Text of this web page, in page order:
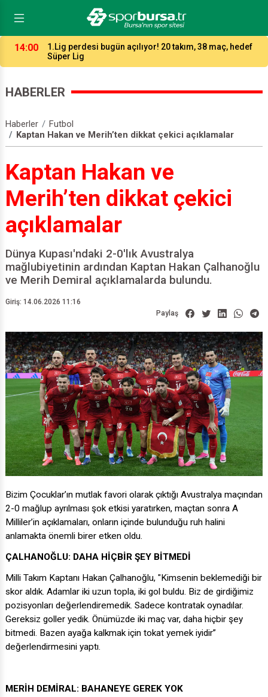
21:05 Özer Matlı Bursaspor’a başarılar diledi
HABERLER
Kaptan Hakan ve Merih’ten dikkat çekici açıklamalar
Kaptan Hakan ve
Merih’ten dikkat çekici
açıklamalar
Dünya Kupası'ndaki 2-0'lık Avustralya
mağlubiyetinin ardından Kaptan Hakan Çalhanoğlu
ve Merih Demiral açıklamalarda bulundu.
2-0 mağlup ayrılması şok etkisi yaratırken, maçtan sonra A
Milliler’in açıklamaları, onların içinde bulunduğu ruh halini
anlamakta önemli birer etken oldu.
ÇALHANOĞLU: DAHA HİÇBİR ŞEY BİTMEDİ
skor aldık. Adamlar iki uzun topla, iki gol buldu. Biz de girdiğimiz
pozisyonları değerlendiremedik. Sadece kontratak oynadılar.
Gereksiz goller yedik. Önümüzde iki maç var, daha hiçbir şey
bitmedi. Bazen ayağa kalkmak için tokat yemek iyidir”
değerlendirmesini yaptı.
MERİH DEMİRAL: BAHANEYE GEREK YOK